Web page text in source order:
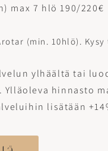
max 7 hlö 190/220€
(min. 10hlö). Kysy
ylhäältä tai
hinnasto
lisätään